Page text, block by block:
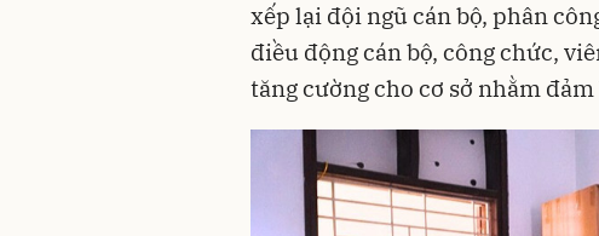
xếp lại đội ngũ cán bộ, phân
điều động cán bộ, công chức,
tăng cường cho cơ sở nhằm